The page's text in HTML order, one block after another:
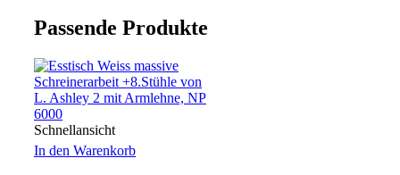
Passende Produkte
Schnellansicht
In den Warenkorb